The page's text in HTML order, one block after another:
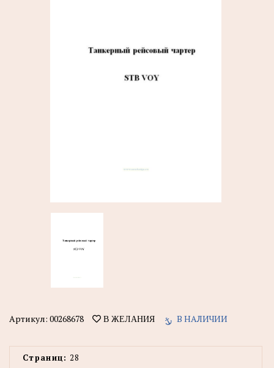
Артикул: 00268678 В ЖЕЛАНИЯ В НАЛИЧИИ
Страниц: 28